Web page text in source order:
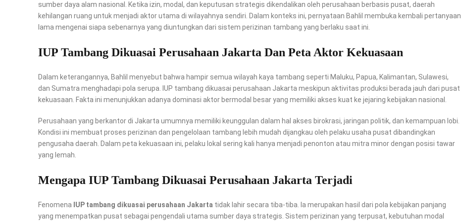
sumber daya alam nasional. Ketika izin, modal, dan keputusan strategis dikendalikan oleh perusahaan berbasis pusat, daerah
kehilangan ruang untuk menjadi aktor utama di wilayahnya sendiri. Dalam konteks ini, pernyataan Bahlil membuka kembali pertanyaan
lama mengenai siapa sebenarnya yang diuntungkan dari sistem perizinan tambang yang berlaku saat ini.
IUP Tambang Dikuasai Perusahaan Jakarta Dan Peta Aktor Kekuasaan
Dalam keterangannya, Bahlil menyebut bahwa hampir semua wilayah kaya tambang seperti Maluku, Papua, Kalimantan, Sulawesi,
dan Sumatra menghadapi pola serupa. IUP tambang dikuasai perusahaan Jakarta meskipun aktivitas produksi berada jauh dari pusat
kekuasaan. Fakta ini menunjukkan adanya dominasi aktor bermodal besar yang memiliki akses kuat ke jejaring kebijakan nasional.
Perusahaan yang berkantor di Jakarta umumnya memiliki keunggulan dalam hal akses birokrasi, jaringan politik, dan kemampuan lobi.
Kondisi ini membuat proses perizinan dan pengelolaan tambang lebih mudah dijangkau oleh pelaku usaha pusat dibandingkan
pengusaha daerah. Dalam peta kekuasaan ini, pelaku lokal sering kali hanya menjadi penonton atau mitra minor dengan posisi tawar
yang lemah.
Mengapa IUP Tambang Dikuasai Perusahaan Jakarta Terjadi
Fenomena IUP tambang dikuasai perusahaan Jakarta tidak lahir secara tiba-tiba. Ia merupakan hasil dari pola kebijakan panjang
yang menempatkan pusat sebagai pengendali utama sumber daya strategis. Sistem perizinan yang terpusat, kebutuhan modal